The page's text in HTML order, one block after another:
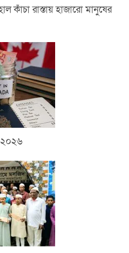
কাঁচা রাস্তায় হাজারো মানুষের
২০২৬